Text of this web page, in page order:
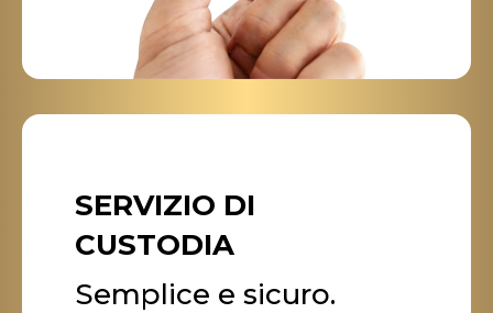
SERVIZIO DI
CUSTODIA
Semplice e sicuro.